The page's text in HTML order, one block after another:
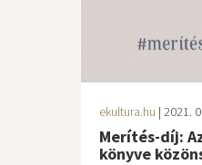
ekultura.hu | 2021.
Merítés-díj:
könyve